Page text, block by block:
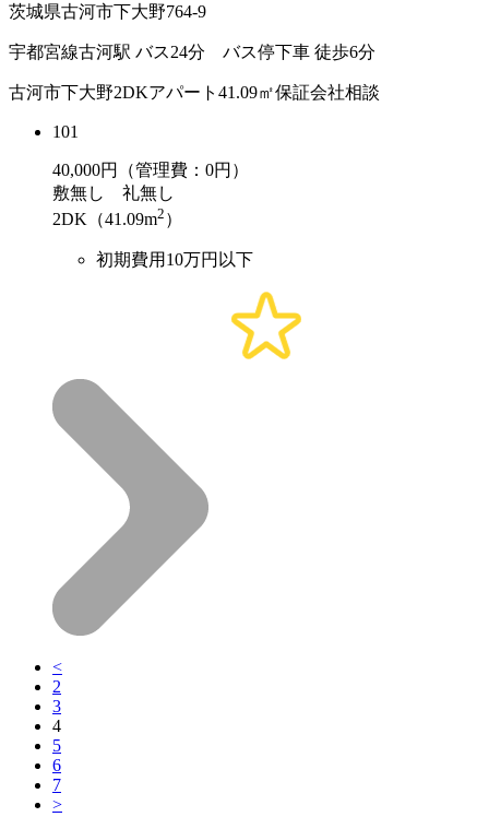
茨城県古河市下大野764-9
宇都宮線古河駅 バス24分 バス停下車 徒歩6分
古河市下大野2DKアパート41.09㎡保証会社相談
101
40,000円（管理費：0円）
敷無し 礼無し
2DK（41.09m2 ）
初期費用10万円以下
<
2
3
4
5
6
7
>